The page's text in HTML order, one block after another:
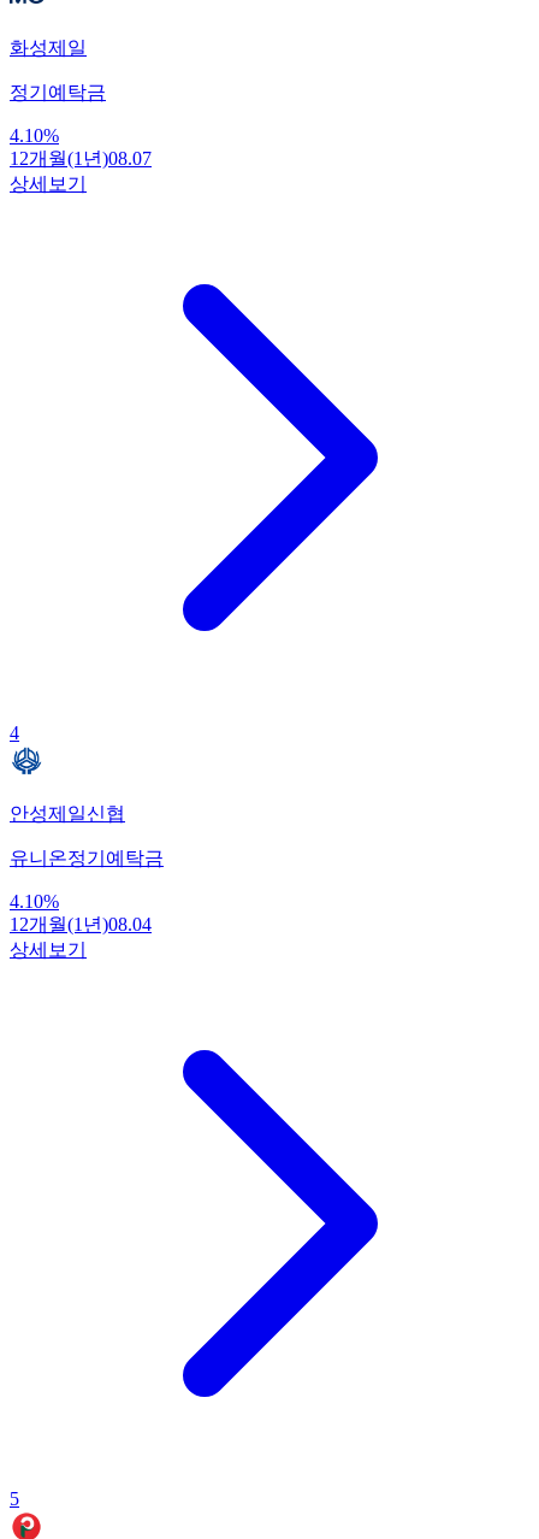
화성제일
정기예탁금
4.10%
12개월(1년)08.07
상세보기
4
안성제일신협
유니온정기예탁금
4.10%
12개월(1년)08.04
상세보기
5